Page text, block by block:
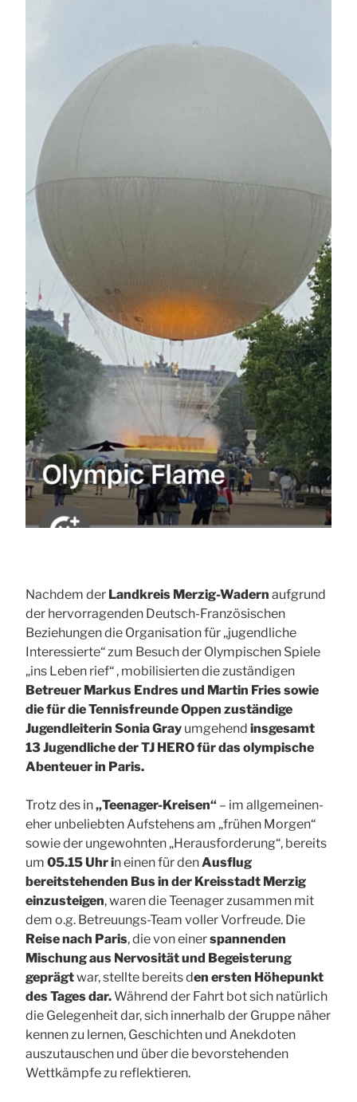
Nachdem der Landkreis Merzig-Wadern aufgrund
der hervorragenden Deutsch-Französischen
Beziehungen die Organisation für „jugendliche
Interessierte“ zum Besuch der Olympischen Spiele
„ins Leben rief“ , mobilisierten die zuständigen
Betreuer Markus Endres und Martin Fries sowie
die für die Tennisfreunde Oppen zuständige
Jugendleiterin Sonia Gray umgehend insgesamt
13 Jugendliche der TJ HERO für das olympische
Abenteuer in Paris.
Trotz des in„Teenager-Kreisen“ – im allgemeinen-
eher unbeliebten Aufstehens am „frühen Morgen“
sowie der ungewohnten „Herausforderung“, bereits
um 05.15 Uhr in einen für denAusflug
bereitstehenden Bus in der Kreisstadt Merzig
einzusteigen, waren die Teenager zusammen mit
dem o.g. Betreuungs-Team voller Vorfreude. Die
Reise nach Paris, die von einerspannenden
Mischung aus Nervosität und Begeisterung
geprägtwar, stellte bereits den ersten Höhepunkt
des Tages dar.Während der Fahrt bot sich natürlich
die Gelegenheit dar, sich innerhalb der Gruppe näher
kennen zu lernen, Geschichten und Anekdoten
auszutauschen und über die bevorstehenden
Wettkämpfe zu reflektieren.